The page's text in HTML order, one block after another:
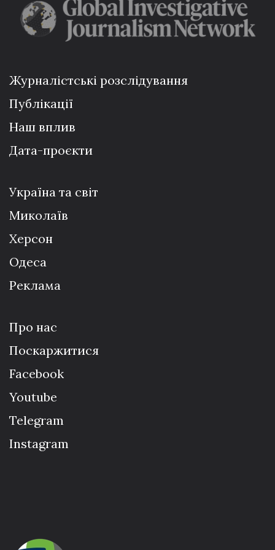
Журналістські розслідування
Публікації
Наш вплив
Дата-проєкти
Україна та світ
Миколаїв
Херсон
Одеса
Реклама
Про нас
Поскаржитися
Facebook
Youtube
Telegram
Instagram